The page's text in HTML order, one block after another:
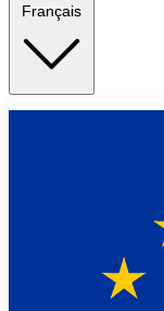
Français